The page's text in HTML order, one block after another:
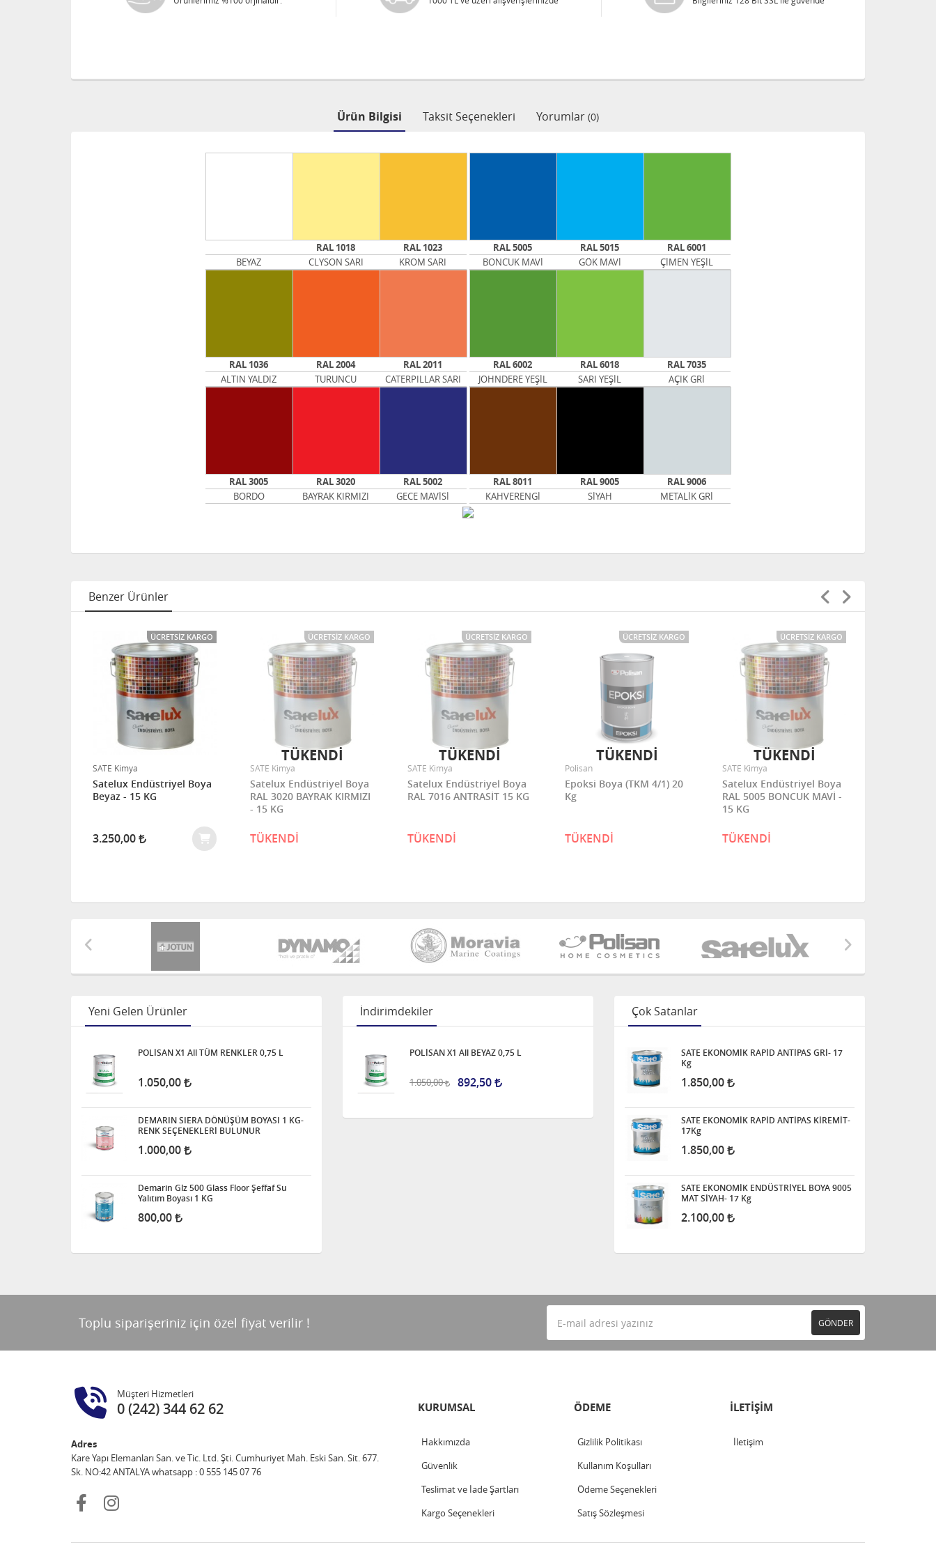
Ürün Bilgisi Taksit Seçenekleri Yorumlar (0)
RAL 1018 RAL 1023 RAL 5005 RAL 5015
RAL 6001
BEYAZ
CLYSON SARI KROM SARI BONCUK MAVİ GÖK MAVİ ÇİMEN YEŞİL
RAL 1036 RAL 2004 RAL 2011 RAL 6002 RAL 6018
RAL 7035
ALTIN YALDIZ
TURUNCU CATERPILLAR SARI JOHNDERE YEŞİL SARI YEŞİL AÇIK GRİ
RAL 3005 RAL 3020 RAL 5002 RAL 8011 RAL 9005
RAL 9006
BORDO
BAYRAK KIRMIZI GECE MAVİSİ KAHVERENGİ SİYAH METALİK GRİ
Benzer Ürünler
ÜCRETSIZ KARGO
SATE Kimya
Satelux Endüstriyel Boya
Beyaz - 15 KG
3.250,00
ÜCRETSIZ KARGO
SATE Kimya
Satelux Endüstriyel Boya
RAL 3020 BAYRAK KIRMIZI
- 15 KG
TÜKENDİ
TÜKENDİ
ÜCRETSIZ KARGO
SATE Kimya
Satelux Endüstriyel Boya
RAL 7016 ANTRASİT 15 KG
TÜKENDİ
TÜKENDİ
ÜCRETSIZ KARGO
Polisan
Epoksi Boya (TKM 4/1) 20
Kg
TÜKENDİ
TÜKENDİ
ÜCRETSIZ KARGO
SATE Kimya
Satelux Endüstriyel Boya
RAL 5005 BONCUK MAVİ -
15 KG
TÜKENDİ
TÜKENDİ
Yeni Gelen Ürünler
POLİSAN X1 All TÜM RENKLER 0,75 L
1.050,00
DEMARIN SIERA DÖNÜŞÜM BOYASI 1 KG-
RENK SEÇENEKLERİ BULUNUR
1.000,00
Demarin Glz 500 Glass Floor Şeffaf Su
Yalıtım Boyası 1 KG
800,00
İndirimdekiler
POLİSAN X1 All BEYAZ 0,75 L
1.050,00 892,50
Çok Satanlar
SATE EKONOMİK RAPİD ANTİPAS GRİ- 17
Kg
1.850,00
SATE EKONOMİK RAPİD ANTİPAS KİREMİT-
17Kg
1.850,00
SATE EKONOMİK ENDÜSTRİYEL BOYA 9005
MAT SİYAH- 17 Kg
2.100,00
Toplu siparişeriniz için özel fiyat verilir ! GÖNDER
Müşteri Hizmetleri
0 (242) 344 62 62
Adres
Kare Yapı Elemanları San. ve Tic. Ltd. Şti. Cumhuriyet Mah. Eski San. Sit. 677.
Sk. NO:42 ANTALYA whatsapp : 0 555 145 07 76
KURUMSAL
Hakkımızda
Güvenlik
Teslimat ve İade Şartları
Kargo Seçenekleri
ÖDEME
Gizlilik Politikası
Kullanım Koşulları
Ödeme Seçenekleri
Satış Sözleşmesi
İLETİŞİM
İletişim